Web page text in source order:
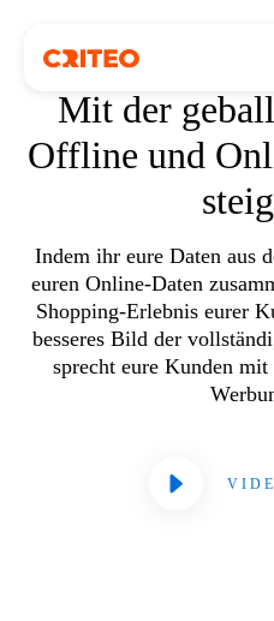
Mit der
Offline und
Indem ihr eure Daten aus
euren Online-Daten
Shopping-Erlebnis eurer
besseres Bild der
sprecht eure Kunden